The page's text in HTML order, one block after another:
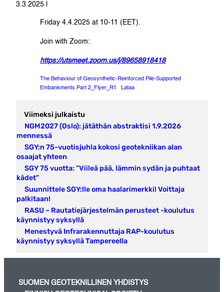
3.3.2025 |
Friday 4.4.2025 at 10-11 (EET).
Join with Zoom:
https://utsmeet.zoom.us/j/89658918418
The Behaviour of Geosynthetic-Reinforced Pile-Supported
Embankments Part 2_Flyer_R1
Lataa
Viimeksi julkaistu
NGM2027 (Oslo): jätäthän abstraktisi 1.9.2026
mennessä
SGY:n 75-vuotisjuhla kokosi geotekniikan alan
osaajat yhteen
SGY 75 vuotta: ”Viileä pää, lämmin sydän ja puhtaat
kädet”
Suunnittele SGY:lle oma haalarimerkki! Voittaja
palkitaan!
RASU – Rautatiejärjestelmän perusteet -koulutus
käynnistyy syksyllä
Menestyvä Infrarakennuttaja RAP-koulutus
käynnistyy syksyllä Tampereella
SUOMEN GEOTEKNILLINEN YHDISTYS